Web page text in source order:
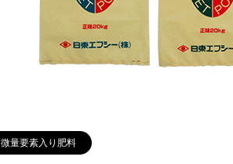
微量要素入り肥料